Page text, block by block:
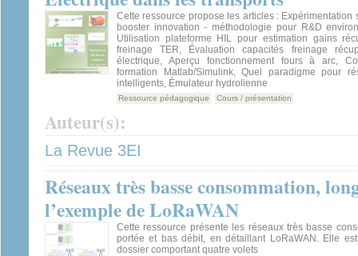
Cette ressource propose les articles : Expérimentation
booster innovation - méthodologie pour R&D
Utilisation plateforme HIL pour estimation gains
freinage TER, Évaluation capacités freinage
électrique, Aperçu fonctionnement fours à arc,
formation Matlab/Simulink, Quel paradigme pour
intelligents, Émulateur hydrolienne
Ressource pédagogique Cours / présentation
Auteur(s):
La Revue 3EI
Réseaux très basse consommation,
l’exemple de LoRaWAN
Cette ressource présente les réseaux très basse
portée et bas débit, en détaillant LoRaWAN. Elle
dossier comportant quatre volets